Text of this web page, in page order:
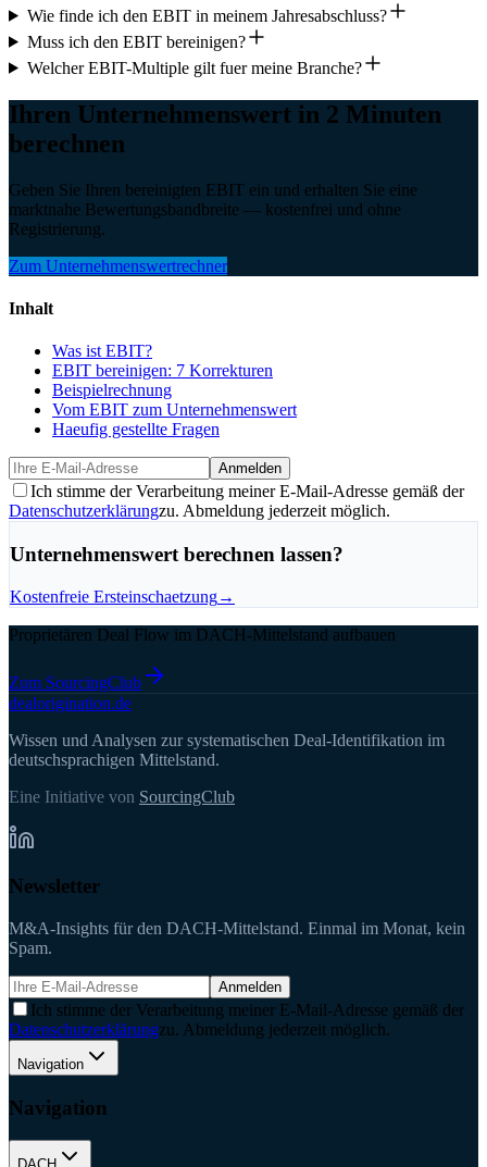
Wie finde ich den EBIT in meinem Jahresabschluss?
Muss ich den EBIT bereinigen?
Welcher EBIT-Multiple gilt fuer meine Branche?
Ihren Unternehmenswert in 2 Minuten
berechnen
Geben Sie Ihren bereinigten EBIT ein und erhalten Sie eine
marktnahe Bewertungsbandbreite — kostenfrei und ohne
Registrierung.
Zum Unternehmenswertrechner
Inhalt
Was ist EBIT?
EBIT bereinigen: 7 Korrekturen
Beispielrechnung
Vom EBIT zum Unternehmenswert
Haeufig gestellte Fragen
Anmelden
Ich stimme der Verarbeitung meiner E-Mail-Adresse gemäß der
Datenschutzerklärungzu. Abmeldung jederzeit möglich.
Unternehmenswert berechnen lassen?
Kostenfreie Ersteinschaetzung→
Proprietären Deal Flow im DACH-Mittelstand aufbauen
Zum SourcingClub
dealorigination.de
Wissen und Analysen zur systematischen Deal-Identifikation im
deutschsprachigen Mittelstand.
Eine Initiative von SourcingClub
Newsletter
M&A-Insights für den DACH-Mittelstand. Einmal im Monat, kein
Spam.
Anmelden
Ich stimme der Verarbeitung meiner E-Mail-Adresse gemäß der
Datenschutzerklärungzu. Abmeldung jederzeit möglich.
Navigation
Navigation